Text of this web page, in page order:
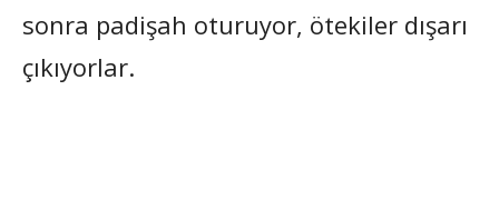
sonra padişah oturuyor, ötekiler dışarı
çıkıyorlar.